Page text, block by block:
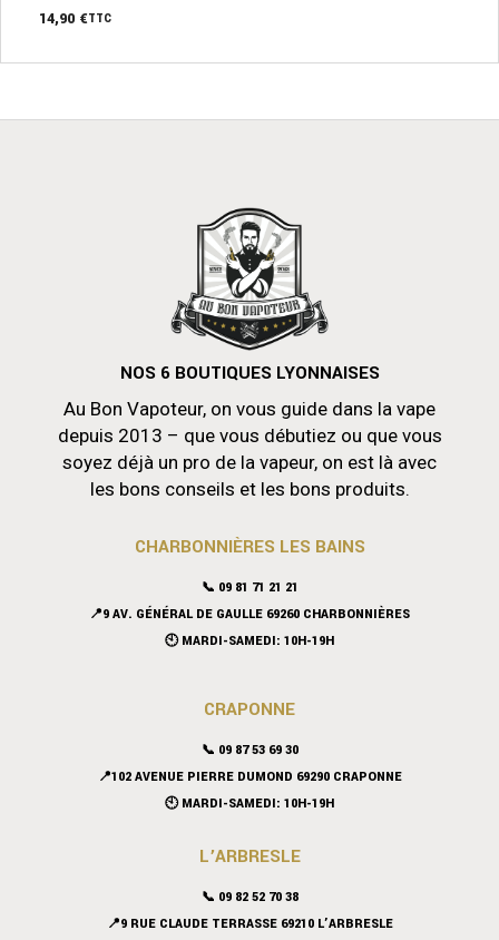
14,90 €TTC
NOS 6 BOUTIQUES LYONNAISES
Au Bon Vapoteur, on vous guide dans la vape
depuis 2013 – que vous débutiez ou que vous
soyez déjà un pro de la vapeur, on est là avec
les bons conseils et les bons produits.
CHARBONNIÈRES LES BAINS
📞 09 81 71 21 21
📍9 AV. GÉNÉRAL DE GAULLE 69260 CHARBONNIÈRES
🕙 MARDI-SAMEDI: 10H-19H
CRAPONNE
📞 09 87 53 69 30
📍102 AVENUE PIERRE DUMOND 69290 CRAPONNE
🕙 MARDI-SAMEDI: 10H-19H
L’ARBRESLE
📞 09 82 52 70 38
📍9 RUE CLAUDE TERRASSE 69210 L’ARBRESLE